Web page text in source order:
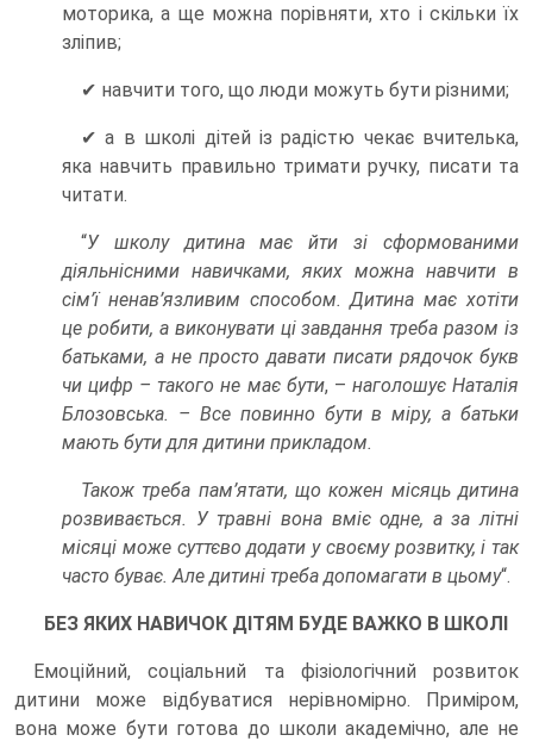
моторика, а ще можна порівняти, хто і скільки їх
зліпив;
✔ навчити того, що люди можуть бути різними;
✔ а в школі дітей із радістю чекає вчителька,
яка навчить правильно тримати ручку, писати та
читати.
“У школу дитина має йти зі сформованими
діяльнісними навичками, яких можна навчити в
сім’ї ненав’язливим способом. Дитина має хотіти
це робити, а виконувати ці завдання треба разом із
батьками, а не просто давати писати рядочок букв
чи цифр – такого не має бути, – наголошує Наталія
Блозовська. – Все повинно бути в міру, а батьки
мають бути для дитини прикладом.
Також треба пам’ятати, що кожен місяць дитина
розвивається. У травні вона вміє одне, а за літні
місяці може суттєво додати у своєму розвитку, і так
часто буває. Але дитині треба допомагати в цьому“.
БЕЗ ЯКИХ НАВИЧОК ДІТЯМ БУДЕ ВАЖКО В ШКОЛІ
Емоційний, соціальний та фізіологічний розвиток
дитини може відбуватися нерівномірно. Приміром,
вона може бути готова до школи академічно, але не